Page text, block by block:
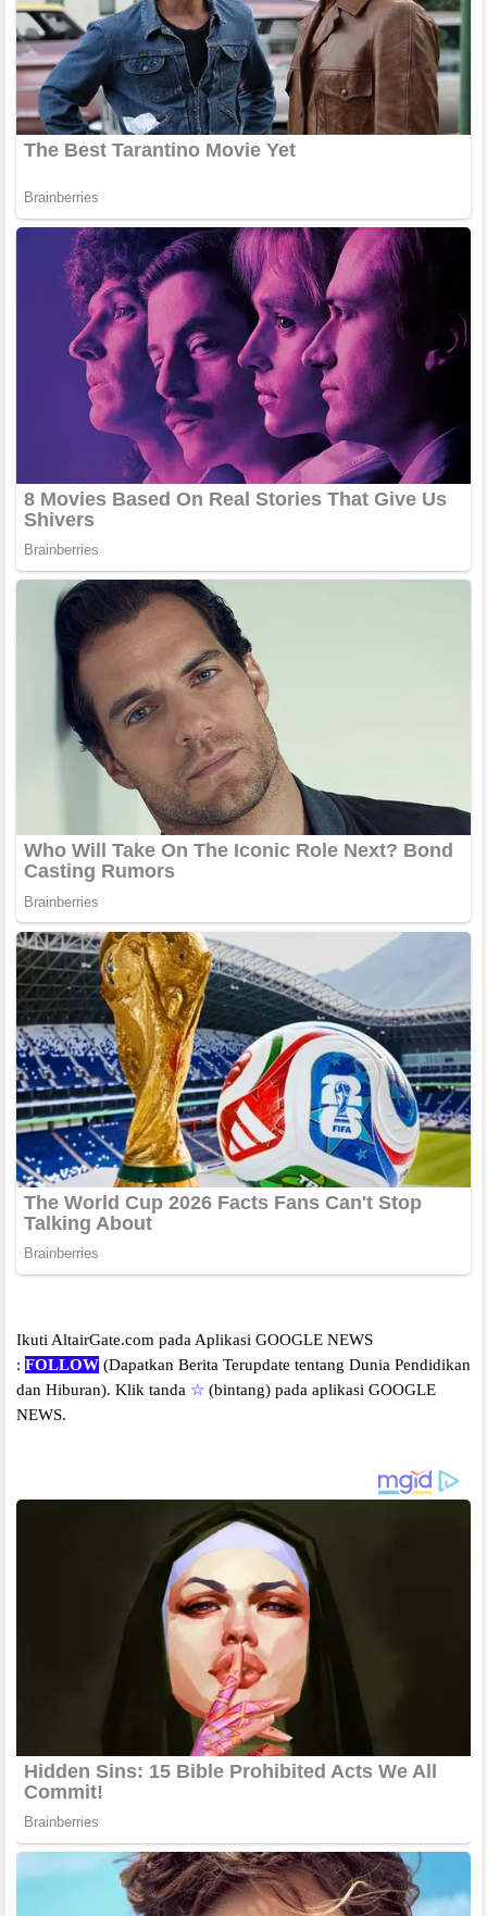
Ikuti AltairGate.com pada Aplikasi GOOGLE NEWS
: FOLLOW (Dapatkan Berita Terupdate tentang Dunia Pendidikan
dan Hiburan). Klik tanda ☆ (bintang) pada aplikasi GOOGLE
NEWS.